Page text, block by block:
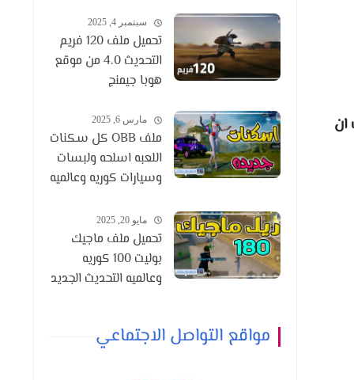
ان
سبتمبر 4, 2025
تحميل ملف 120 فريم
التحديث 4.0 من موقع
هوبا جيمنج
مارس 6, 2025
ملف OBB كل سكنات
اللعبه اسلحه ولبسات
وسيارات كوريه وعالميه
مايو 20, 2025
تحميل ملف ماجيك
بوليت 100 كوريه
وعالميه التحديث الجديد
مواقع التواصل الاجتماعي